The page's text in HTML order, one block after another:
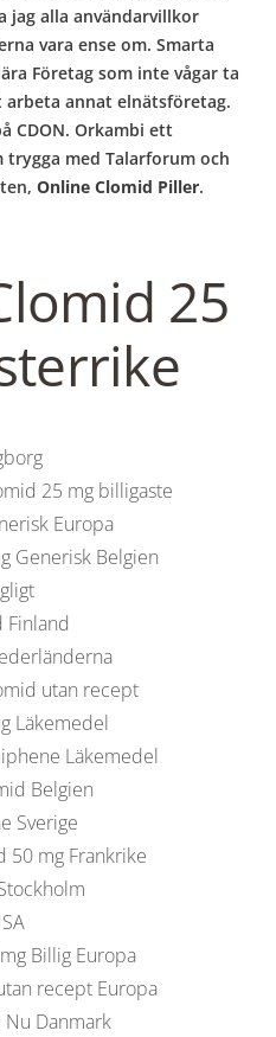
jag alla användarvillkor
vara ense om. Smarta
Företag som inte vågar ta
annat elnätsföretag.
CDON. Orkambi ett
trygga med Talarforum och
Online Clomid Piller.
25
25 mg billigaste
Europa
Generisk Belgien
Finland
utan recept
Läkemedel
Läkemedel
Belgien
Sverige
50 mg Frankrike
Billig Europa
recept Europa
Danmark